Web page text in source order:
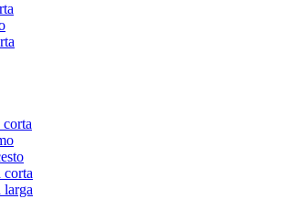
corta
corta
larga